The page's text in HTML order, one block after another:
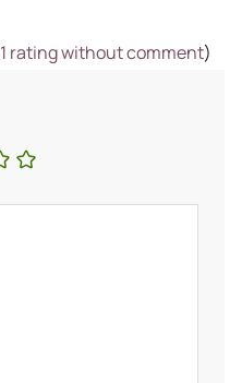
1 rating without comment)